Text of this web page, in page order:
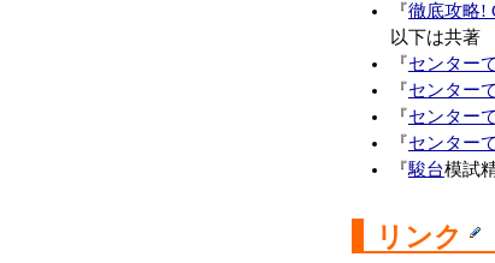
『徹底攻略!
以下は共著
『センター
『センター
『センター
『センター
『駿台模試
リンク